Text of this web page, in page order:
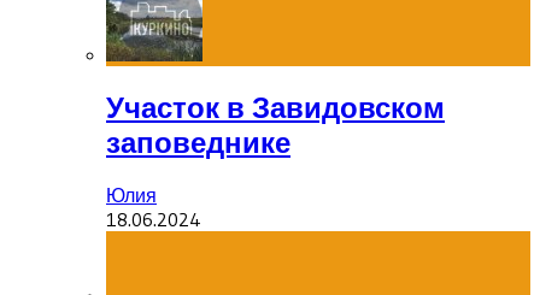
Участок в Завидовском
заповеднике
Юлия
18.06.2024